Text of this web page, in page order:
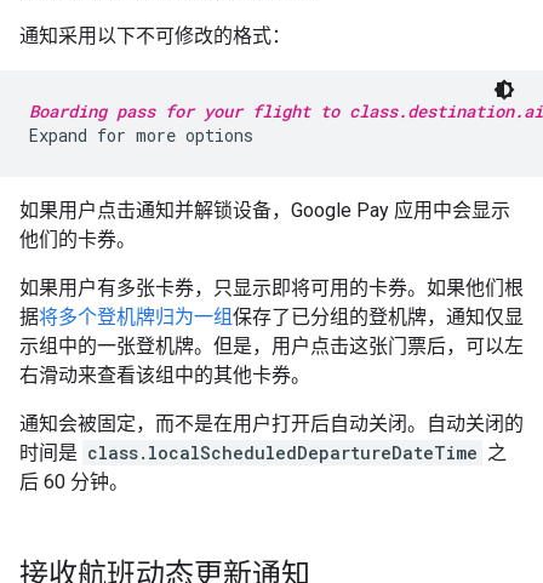
通知采用以下不可修改的格式：
Boarding pass for your flight to
如果用户点击通知并解锁设备，Google Pay 应用中会显示
他们的卡券。
如果用户有多张卡券，只显示即将可用的卡券。如果他们根
据将多个登机牌归为一组保存了已分组的登机牌，通知仅显
示组中的一张登机牌。但是，用户点击这张门票后，可以左
右滑动来查看该组中的其他卡券。
通知会被固定，而不是在用户打开后自动关闭。自动关闭的
时间是 class.localScheduledDepartureDateTime 之
后 60 分钟。
接收航班动态更新通知